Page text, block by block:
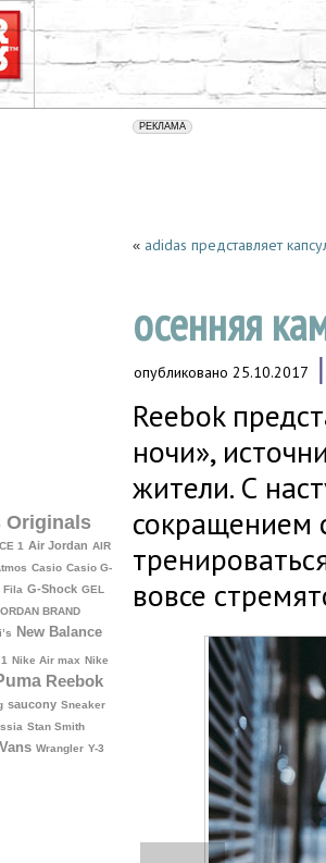
Originals
1 Air Jordan AIR
Casio Casio G-
Fila G-Shock GEL
BRAND
New Balance
Nike Air max Nike
Reebok
saucony Sneaker
Stan Smith
Vans Wrangler Y-3
« adidas представляет
осенняя
опубликовано 25.10.2017
Reebok
ночи»,
жители. С
сокращением
вовсе